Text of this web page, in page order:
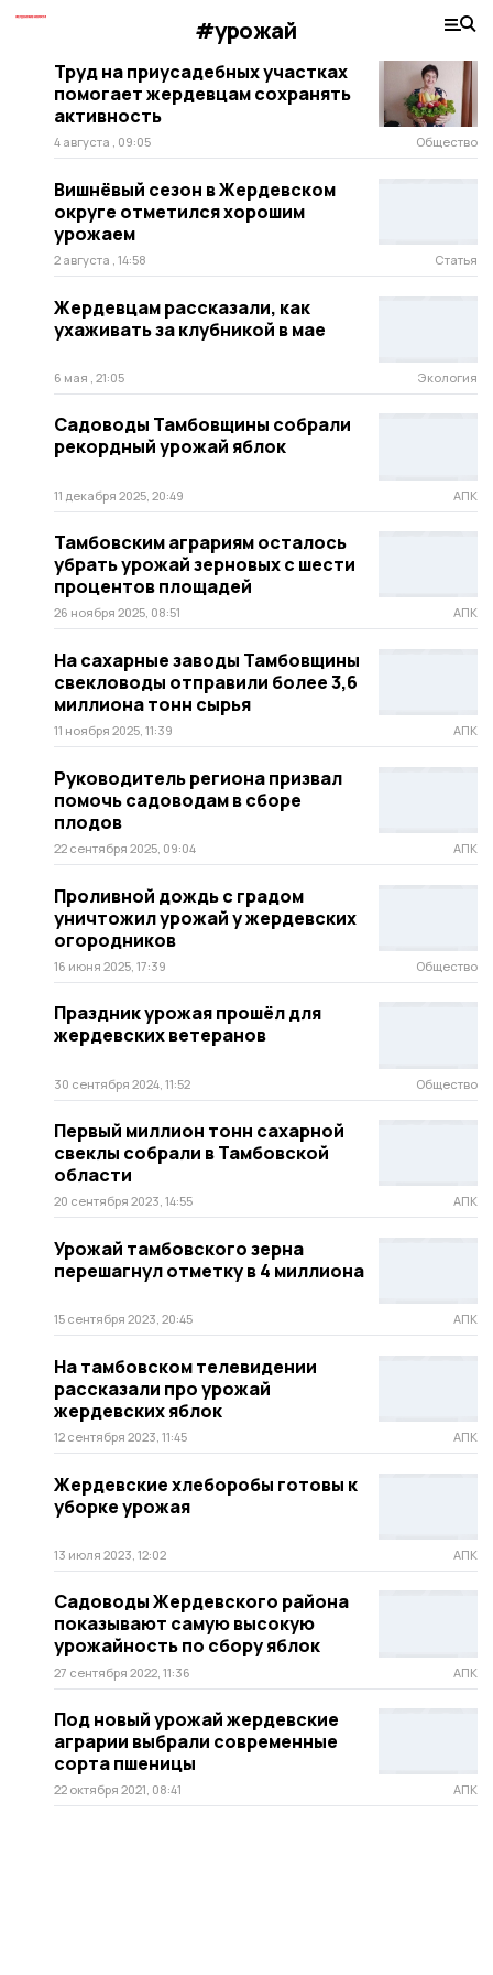
#урожай
Труд на приусадебных участках
помогает жердевцам сохранять
активность
4 августа , 09:05 Общество
Вишнёвый сезон в Жердевском
округе отметился хорошим
урожаем
2 августа , 14:58 Статья
Жердевцам рассказали, как
ухаживать за клубникой в мае
6 мая , 21:05 Экология
Садоводы Тамбовщины собрали
рекордный урожай яблок
11 декабря 2025, 20:49 АПК
Тамбовским аграриям осталось
убрать урожай зерновых с шести
процентов площадей
26 ноября 2025, 08:51 АПК
На сахарные заводы Тамбовщины
свекловоды отправили более 3,6
миллиона тонн сырья
11 ноября 2025, 11:39 АПК
Руководитель региона призвал
помочь садоводам в сборе
плодов
22 сентября 2025, 09:04 АПК
Проливной дождь с градом
уничтожил урожай у жердевских
огородников
16 июня 2025, 17:39 Общество
Праздник урожая прошёл для
жердевских ветеранов
30 сентября 2024, 11:52 Общество
Первый миллион тонн сахарной
свеклы собрали в Тамбовской
области
20 сентября 2023, 14:55 АПК
Урожай тамбовского зерна
перешагнул отметку в 4 миллиона
15 сентября 2023, 20:45 АПК
На тамбовском телевидении
рассказали про урожай
жердевских яблок
12 сентября 2023, 11:45 АПК
Жердевские хлеборобы готовы к
уборке урожая
13 июля 2023, 12:02 АПК
Садоводы Жердевского района
показывают самую высокую
урожайность по сбору яблок
27 сентября 2022, 11:36 АПК
Под новый урожай жердевские
аграрии выбрали современные
сорта пшеницы
22 октября 2021, 08:41 АПК